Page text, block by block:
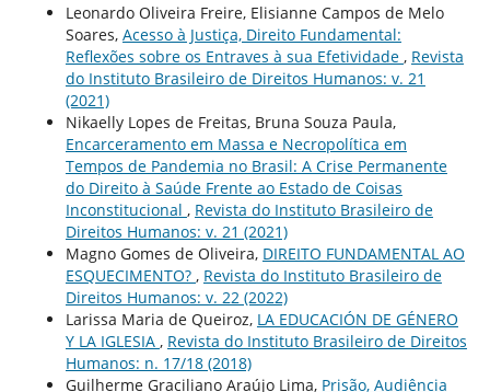
Leonardo Oliveira Freire, Elisianne Campos de Melo
Soares, Acesso à Justiça, Direito Fundamental:
Reflexões sobre os Entraves à sua Efetividade , Revista
do Instituto Brasileiro de Direitos Humanos: v. 21
(2021)
Nikaelly Lopes de Freitas, Bruna Souza Paula,
Encarceramento em Massa e Necropolítica em
Tempos de Pandemia no Brasil: A Crise Permanente
do Direito à Saúde Frente ao Estado de Coisas
Inconstitucional , Revista do Instituto Brasileiro de
Direitos Humanos: v. 21 (2021)
Magno Gomes de Oliveira, DIREITO FUNDAMENTAL AO
ESQUECIMENTO? , Revista do Instituto Brasileiro de
Direitos Humanos: v. 22 (2022)
Larissa Maria de Queiroz, LA EDUCACIÓN DE GÉNERO
Y LA IGLESIA , Revista do Instituto Brasileiro de Direitos
Humanos: n. 17/18 (2018)
Guilherme Graciliano Araújo Lima, Prisão, Audiência